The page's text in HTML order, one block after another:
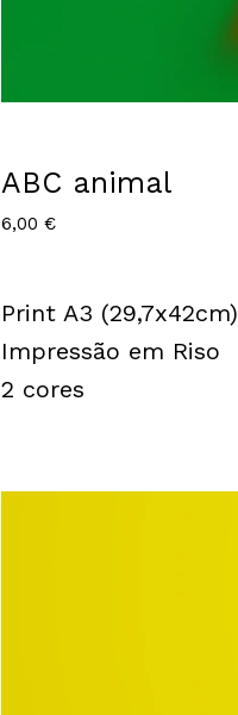
ABC animal
6,00 €
Print A3 (29,7x42cm)
Impressão em Riso
2 cores